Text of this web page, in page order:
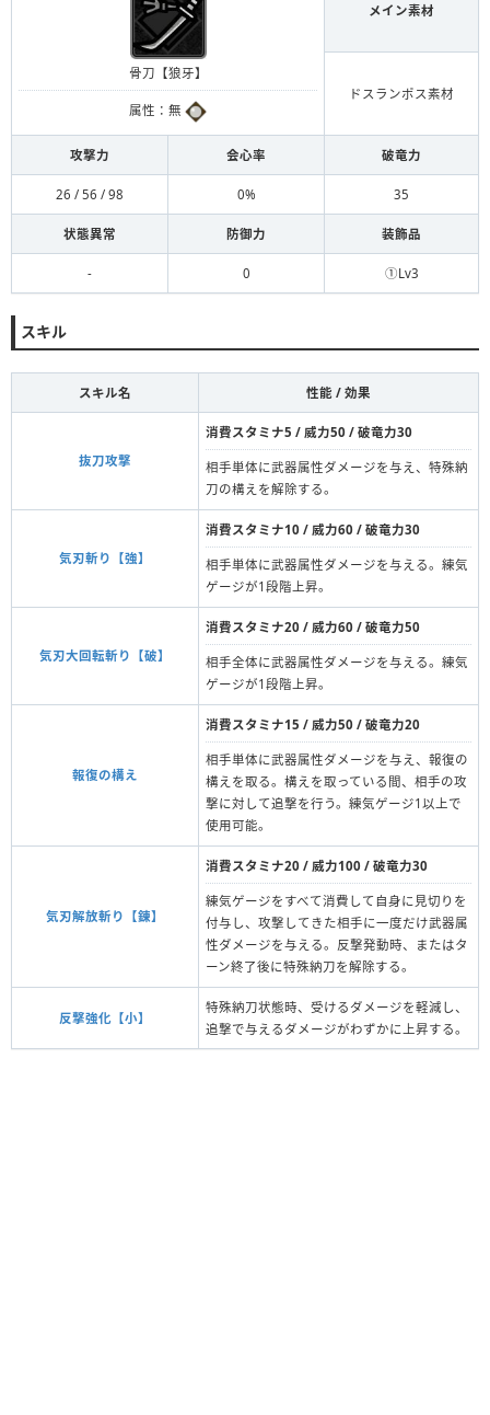
骨刀【狼牙】
属性：無
メイン素材
ドスランポス素材
攻撃力 会心率 破竜力
26 / 56 / 98 0% 35
状態異常 防御力 装飾品
- 0 ①Lv3
スキル
スキル名 性能 / 効果
抜刀攻撃
消費スタミナ5 / 威力50 / 破竜力30
相手単体に武器属性ダメージを与え、特殊納
刀の構えを解除する。
気刃斬り【強】
消費スタミナ10 / 威力60 / 破竜力30
相手単体に武器属性ダメージを与える。練気
ゲージが1段階上昇。
気刃大回転斬り【破】
消費スタミナ20 / 威力60 / 破竜力50
相手全体に武器属性ダメージを与える。練気
ゲージが1段階上昇。
報復の構え
消費スタミナ15 / 威力50 / 破竜力20
相手単体に武器属性ダメージを与え、報復の
構えを取る。構えを取っている間、相手の攻
撃に対して追撃を行う。練気ゲージ1以上で
使用可能。
気刃解放斬り【錬】
消費スタミナ20 / 威力100 / 破竜力30
練気ゲージをすべて消費して自身に見切りを
付与し、攻撃してきた相手に一度だけ武器属
性ダメージを与える。反撃発動時、またはタ
ーン終了後に特殊納刀を解除する。
反撃強化【小】
特殊納刀状態時、受けるダメージを軽減し、
追撃で与えるダメージがわずかに上昇する。